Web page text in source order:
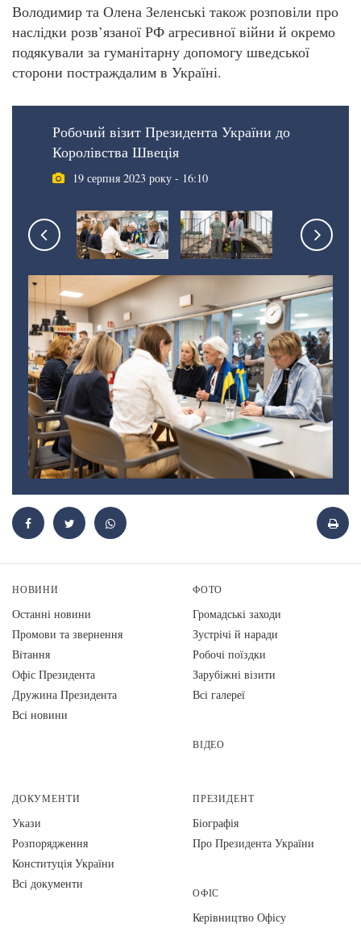
Володимир та Олена Зеленські також розповіли про
наслідки розв’язаної РФ агресивної війни й окремо
подякували за гуманітарну допомогу шведської
сторони постраждалим в Україні.
Робочий візит Президента України до
Королівства Швеція
19 серпня 2023 року - 16:10
НОВИНИ
Останні новини
Промови та звернення
Вiтання
Офіс Президента
Дружина Президента
Всі новини
ФОТО
Громадські заходи
Зустрічі й наради
Робочі поїздки
Зарубіжні візити
Всі галереї
ВІДЕО
ДОКУМЕНТИ
Укази
Розпорядження
Конституція України
Всі документи
ПРЕЗИДЕНТ
Біографія
Про Президента України
ОФІС
Керівництво Офісу